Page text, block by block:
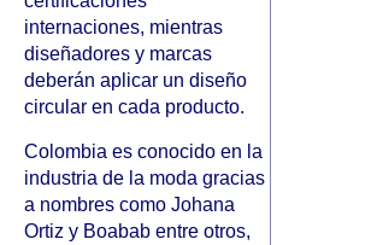
internaciones, mientras
diseñadores y marcas
deberán aplicar un diseño
circular en cada producto.
Colombia es conocido en la
industria de la moda gracias
a nombres como Johana
Ortiz y Boabab entre otros,